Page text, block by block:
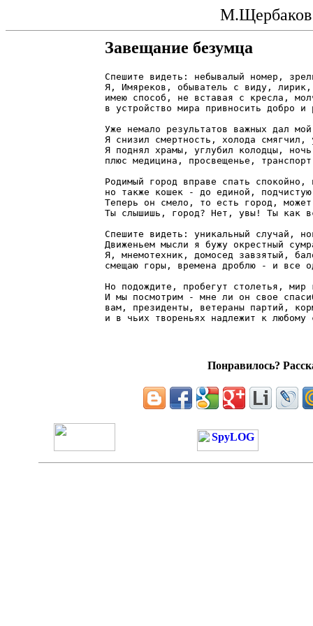
М.Щербаков
Завещание безумца
Спешите видеть: небывалый номер,
Я, Имяреков, обыватель с виду,
имею способ, не вставая с кресла,
в устройство мира привносить добро
Уже немало результатов важных дал
Я снизил смертность, холода смягчил,
Я поднял храмы, углубил колодцы,
плюс медицина, просвещенье,
Родимый город вправе спать
но также кошек - до единой,
Теперь он смело, то есть город,
Ты слышишь, город? Нет, увы! Ты как
Спешите видеть: уникальный случай,
Движеньем мысли я бужу окрестный
Я, мнемотехник, домосед завзятый,
смещаю горы, времена дроблю - и все
Но подождите, пробегут столетья, мир
И мы посмотрим - мне ли он свое
вам, президенты, ветераны партий,
Понравилось?